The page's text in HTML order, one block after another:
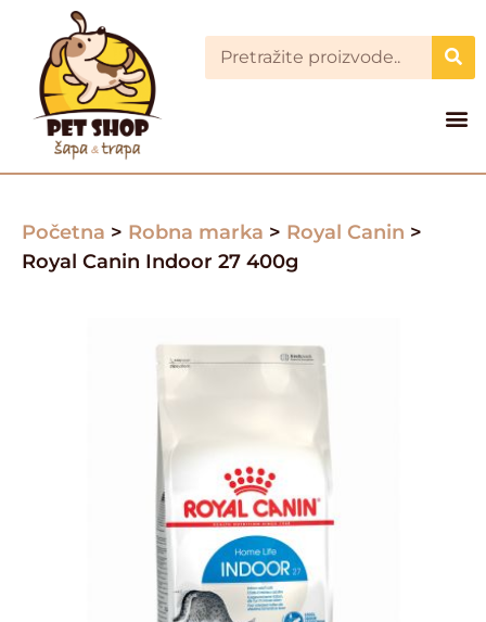
Početna > Robna marka > Royal Canin >
Royal Canin Indoor 27 400g